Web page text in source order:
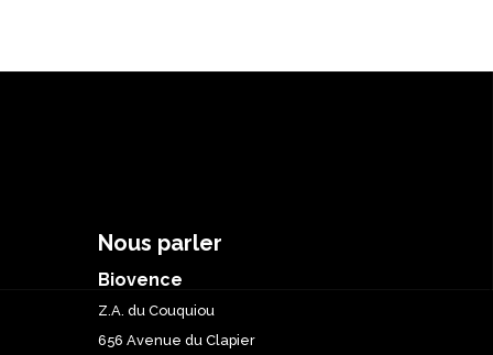
Nous parler
Biovence
Z.A. du Couquiou
656 Avenue du Clapier